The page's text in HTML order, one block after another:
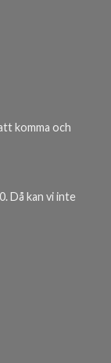
komma och
Då kan vi inte